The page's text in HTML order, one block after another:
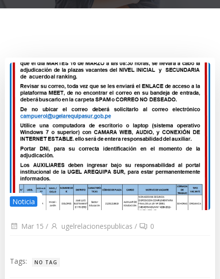
Noticia
Mar 15 / ugelrelacionespublicas / 0
Tags: NO TAG